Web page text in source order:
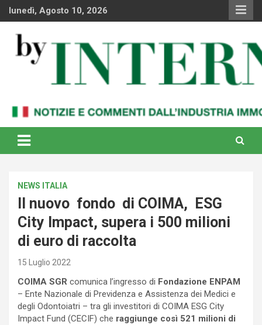
Skiplunedì, Agosto 10, 2026
By Internews
internazionale
NEWS ITALIA
Il nuovo fondo di COIMA, ESG
City Impact, supera i 500 milioni
di euro di raccolta
15 Luglio 2022
COIMA SGR comunica l’ingresso di Fondazione ENPAM
– Ente Nazionale di Previdenza e Assistenza dei Medici e
degli Odontoiatri – tra gli investitori di COIMA ESG City
Impact Fund (CECIF) che raggiunge così 521 milioni di